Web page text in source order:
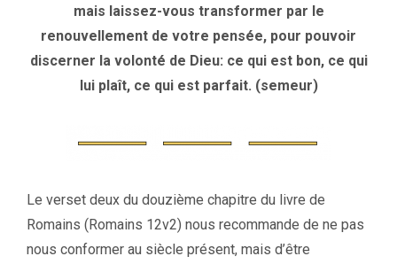
mais laissez-vous transformer par le
renouvellement de votre pensée, pour pouvoir
discerner la volonté de Dieu: ce qui est bon, ce qui
lui plaît, ce qui est parfait. (semeur)
Le verset deux du douzième chapitre du livre de
Romains (Romains 12v2) nous recommande de ne pas
nous conformer au siècle présent, mais d’être